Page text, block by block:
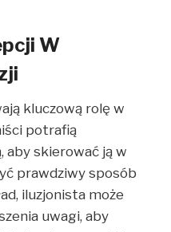
W
kluczową rolę w
potrafią
aby skierować ją w
prawdziwy sposób
iluzjonista może
uwagi, aby